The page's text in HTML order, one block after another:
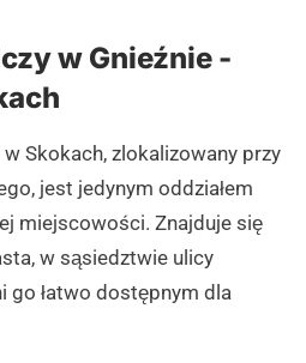
w Gnieźnie -
w Skokach, zlokalizowany przy
jest jedynym oddziałem
miejscowości. Znajduje się
w sąsiedztwie ulicy
go łatwo dostępnym dla